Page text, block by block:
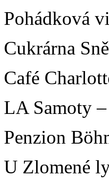
Pohádková
Cukrárna
Café
LA Samoty
Penzion
U Zlomené